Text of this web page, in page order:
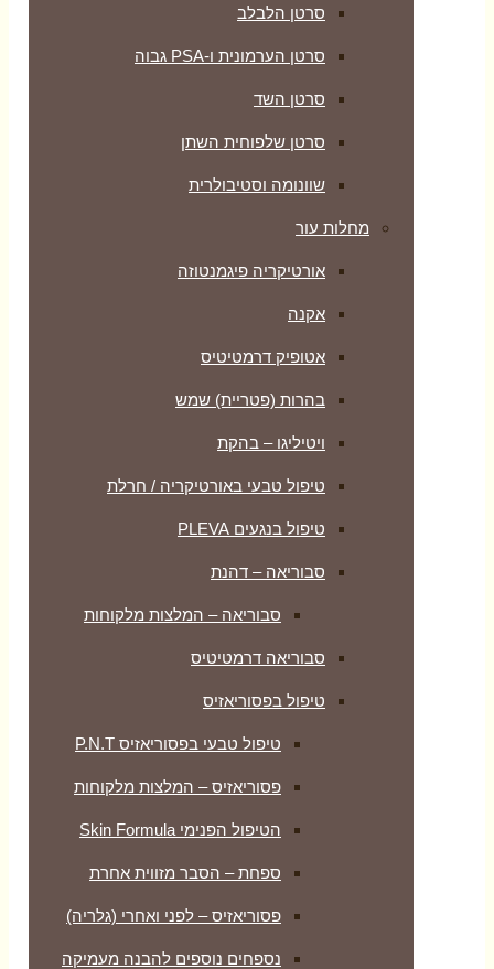
סרטן הלבלב
סרטן הערמונית ו-PSA גבוה
סרטן השד
סרטן שלפוחית השתן
שוונומה וסטיבולרית
מחלות עור
אורטיקריה פיגמנטוזה
אקנה
אטופיק דרמטיטיס
בהרות (פטריית) שמש
ויטיליגו – בהקת
טיפול טבעי באורטיקריה / חרלת
טיפול בנגעים PLEVA
סבוריאה – דהנת
סבוריאה – המלצות מלקוחות
סבוריאה דרמטיטיס
טיפול בפסוריאזיס
טיפול טבעי בפסוריאזיס P.N.T
פסוריאזיס – המלצות מלקוחות
הטיפול הפנימי Skin Formula
ספחת – הסבר מזווית אחרת
פסוריאזיס – לפני ואחרי (גלריה)
נספחים נוספים להבנה מעמיקה